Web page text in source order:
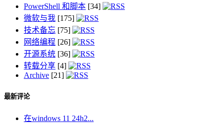
PowerShell 和脚本 [34]
微软与我 [175]
技术备忘 [75]
网络编程 [26]
开源系统 [36]
转载分享 [4]
Archive [21]
最新评论
在windows 11 24h2...